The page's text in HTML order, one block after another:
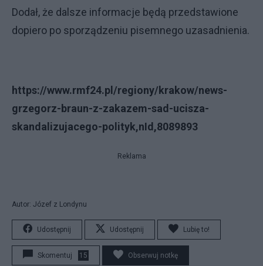
Dodał, że dalsze informacje będą przedstawione
dopiero po sporządzeniu pisemnego uzasadnienia.
https://www.rmf24.pl/regiony/krakow/news-
grzegorz-braun-z-zakazem-sad-ucisza-
skandalizujacego-polityk,nId,8089893
Reklama
Autor: Józef z Londynu
Udostępnij Udostępnij Lubię to!
Skomentuj 15 Obserwuj notkę